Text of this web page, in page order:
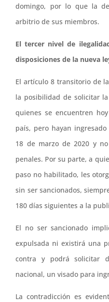
domingo, por lo que la
arbitrio de sus miembros.
El tercer nivel de
disposiciones de la nueva
El artículo 8 transitorio de
la posibilidad de solicitar
quienes se encuentren
país, pero hayan
18 de marzo de 2020 y
penales. Por su parte, a
paso no habilitado, les
sin ser sancionados,
180 días siguientes a la
El no ser sancionado
expulsada ni existirá una
contra y podrá solicitar
nacional, un visado para
La contradicción es